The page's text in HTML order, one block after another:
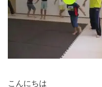
こんにちは